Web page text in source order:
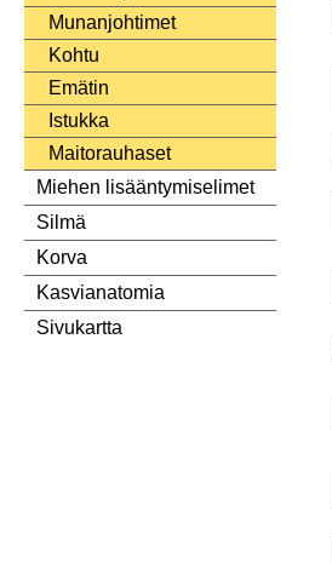
Munanjohtimet
Kohtu
Emätin
Istukka
Maitorauhaset
Miehen lisääntymiselimet
Silmä
Korva
Kasvianatomia
Sivukartta